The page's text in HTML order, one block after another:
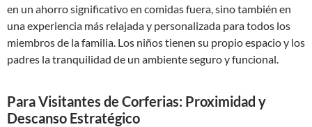
en un ahorro significativo en comidas fuera, sino también en
una experiencia más relajada y personalizada para todos los
miembros de la familia. Los niños tienen su propio espacio y los
padres la tranquilidad de un ambiente seguro y funcional.
Para Visitantes de Corferias: Proximidad y
Descanso Estratégico